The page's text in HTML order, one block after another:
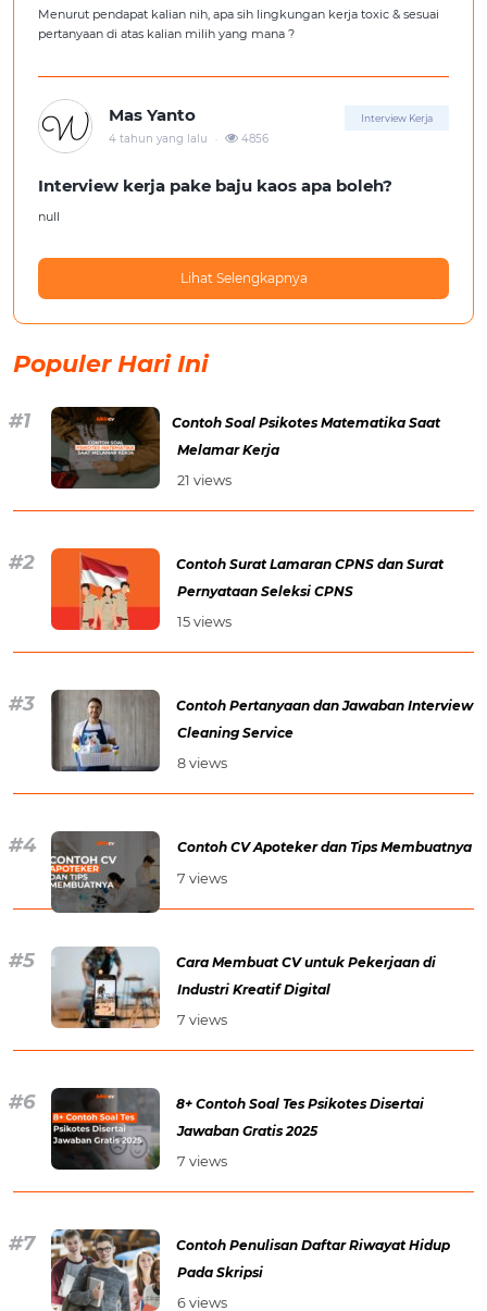
Menurut pendapat kalian nih, apa sih lingkungan kerja toxic & sesuai
pertanyaan di atas kalian milih yang mana ?
Mas Yanto Interview Kerja
4 tahun yang lalu . 4856
Interview kerja pake baju kaos apa boleh?
null
Lihat Selengkapnya
Populer Hari Ini
Contoh Soal Psikotes Matematika Saat
Melamar Kerja
21 views
Contoh Surat Lamaran CPNS dan Surat
Pernyataan Seleksi CPNS
15 views
Contoh Pertanyaan dan Jawaban Interview
Cleaning Service
8 views
Contoh CV Apoteker dan Tips Membuatnya
7 views
Cara Membuat CV untuk Pekerjaan di
Industri Kreatif Digital
7 views
8+ Contoh Soal Tes Psikotes Disertai
Jawaban Gratis 2025
7 views
Contoh Penulisan Daftar Riwayat Hidup
Pada Skripsi
6 views